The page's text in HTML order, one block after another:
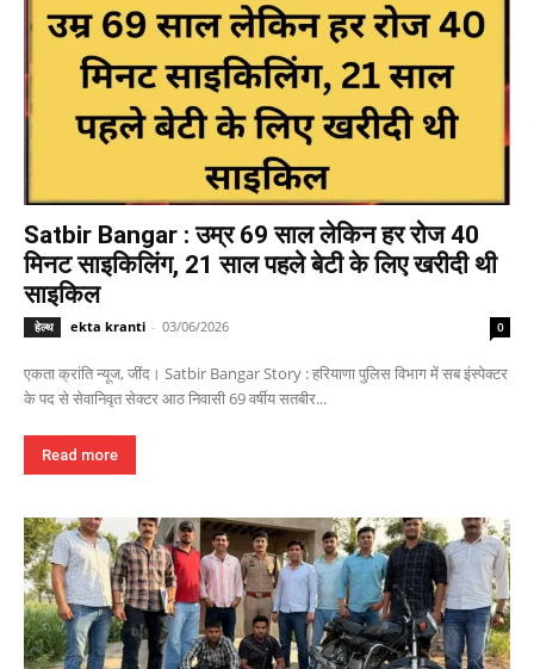
Satbir Bangar : उम्र 69 साल लेकिन हर रोज 40
मिनट साइकिलिंग, 21 साल पहले बेटी के लिए खरीदी थी
साइकिल
हेल्थ ekta kranti - 03/06/2026 0
एकता क्रांति न्यूज, जींद। Satbir Bangar Story : हरियाणा पुलिस विभाग में सब इंस्पेक्टर
के पद से सेवानिवृत सेक्टर आठ निवासी 69 वर्षीय सतबीर...
Read more